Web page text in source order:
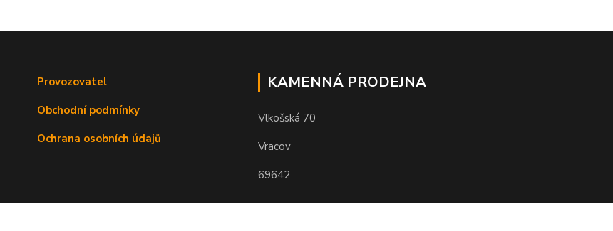
Provozovatel
Obchodní podmínky
Ochrana osobních údajů
KAMENNÁ PRODEJNA
Vlkošská 70
Vracov
69642